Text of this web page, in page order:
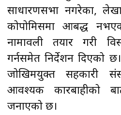
साधारणसभा नगरेका,
कोपोमिसमा आबद्ध
नामावली तयार गरी
गर्नसमेत निर्देशन दिएको
जोखिमयुक्त सहकारी
आवश्यक कारबाहीको
जनाएको छ।